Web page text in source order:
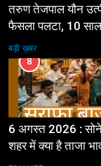
तरुण तेजपाल यौन
फैसला पलटा,
बड़ी ख़बर
8
6 अगस्त 2026 :
शहर में क्या है ताजा